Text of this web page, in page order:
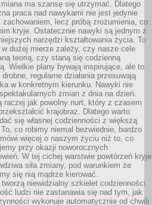
ma szansę się utrzymać. Dlatego
praca nad nawykami nie jest jedynie
zachowaniem, lecz próbą zrozumienia, co
kryje. Ostatecznie nawyki są jednym z
narzędzi kształtowania życia. To
w dużej mierze zależy, czy nasze cele
teorią, czy staną się codzienną
Wielkie plany bywają inspirujące, ale to
drobne, regularne działania przesuwają
w konkretnym kierunku. Nawyki nie
zmian z dnia na dzień.
raczej jak powolny nurt, który z czasem
krajobraz. Dlatego warto
się własnej codzienności z większą
To, co robimy niemal bezwiednie, bardzo
więcej o naszym życiu niż to, co
przy okazji noworocznych
W tej cichej warstwie powtórzeń kryje
siła zmiany, pod warunkiem że
się nią mądrze kierować.
tworzą niewidzialny szkielet codzienności.
ludzi nie zastanawia się nad tym, jak
wykonuje automatycznie od chwili